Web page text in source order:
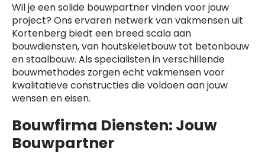
Wil je een solide bouwpartner vinden voor jouw
project? Ons ervaren netwerk van vakmensen uit
Kortenberg biedt een breed scala aan
bouwdiensten, van houtskeletbouw tot betonbouw
en staalbouw. Als specialisten in verschillende
bouwmethodes zorgen echt vakmensen voor
kwalitatieve constructies die voldoen aan jouw
wensen en eisen.
Bouwfirma Diensten: Jouw
Bouwpartner